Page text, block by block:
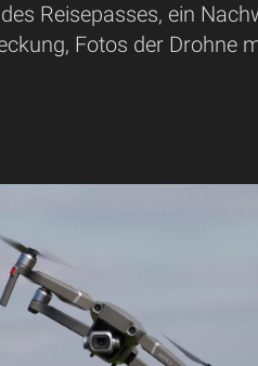
Reisepasses, ein
Fotos der Drohne